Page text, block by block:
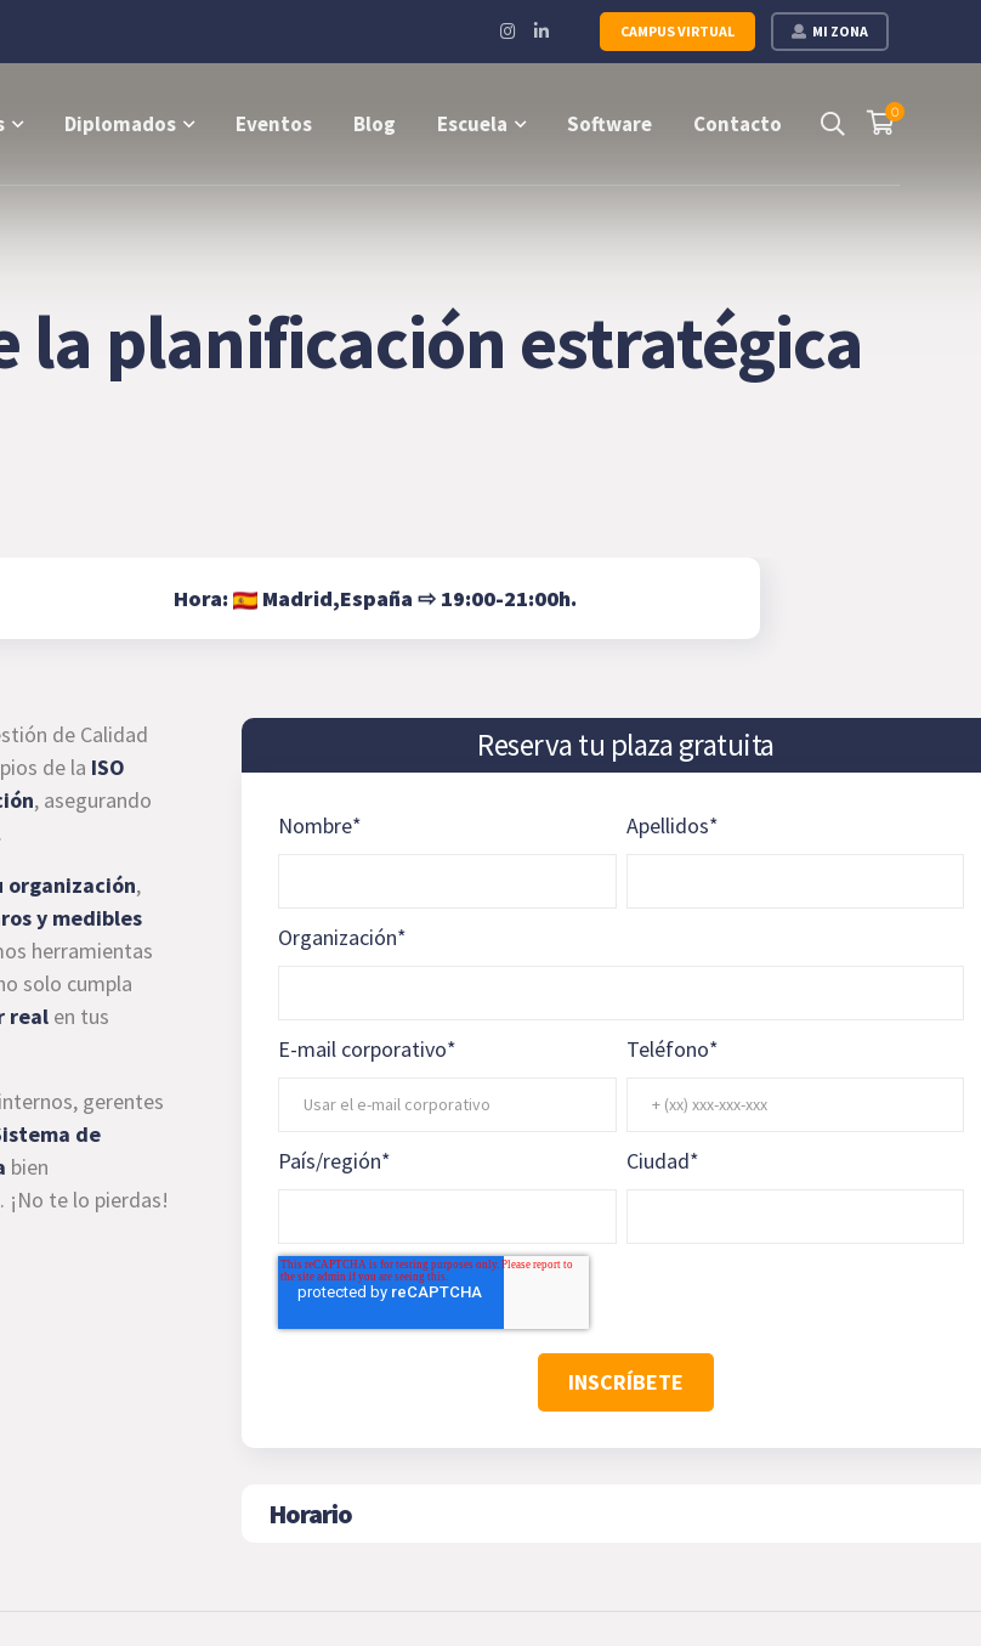
MI ZONA
CAMPUS VIRTUAL
Instagram
Profile
LinkedIn
Profile
0
Diplomados Eventos Blog Escuela Software Contacto
la planificación estratégica
Hora: Madrid,España ⇨ 19:00-21:00h.
de Calidad
de la ISO
, asegurando
.
,
y medibles
herramientas
solo cumpla
real en tus
gerentes
de
bien
te lo pierdas!
Reserva tu plaza gratuita
Nombre* Apellidos*
Organización*
E-mail corporativo* Teléfono*
País/región* Ciudad*
Horario